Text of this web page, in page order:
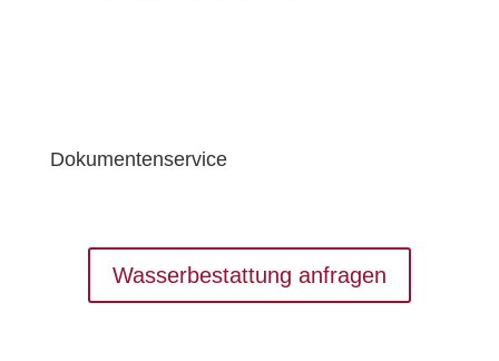
Dokumentenservice
Wasserbestattung anfragen